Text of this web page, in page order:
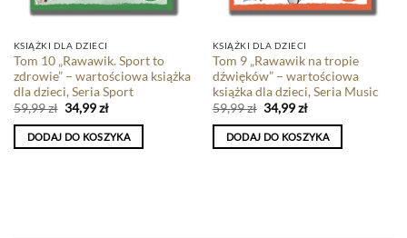
KSIĄŻKI DLA DZIECI
Tom 10 „Rawawik. Sport to
zdrowie” – wartościowa książka
dla dzieci, Seria Sport
59,99zł 34,99zł
DODAJ DO KOSZYKA
KSIĄŻKI DLA DZIECI
Tom 9 „Rawawik na tropie
dźwięków” – wartościowa
książka dla dzieci, Seria Music
59,99zł 34,99zł
DODAJ DO KOSZYKA